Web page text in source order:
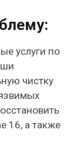
услуги по
чистку
16, а также